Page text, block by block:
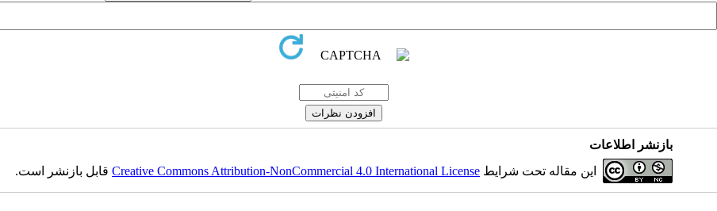
بازنشر اطلاعات
این مقاله تحت شرایط Creative Commons Attribution-NonCommercial 4.0 International Licenseقابل بازنشر است.